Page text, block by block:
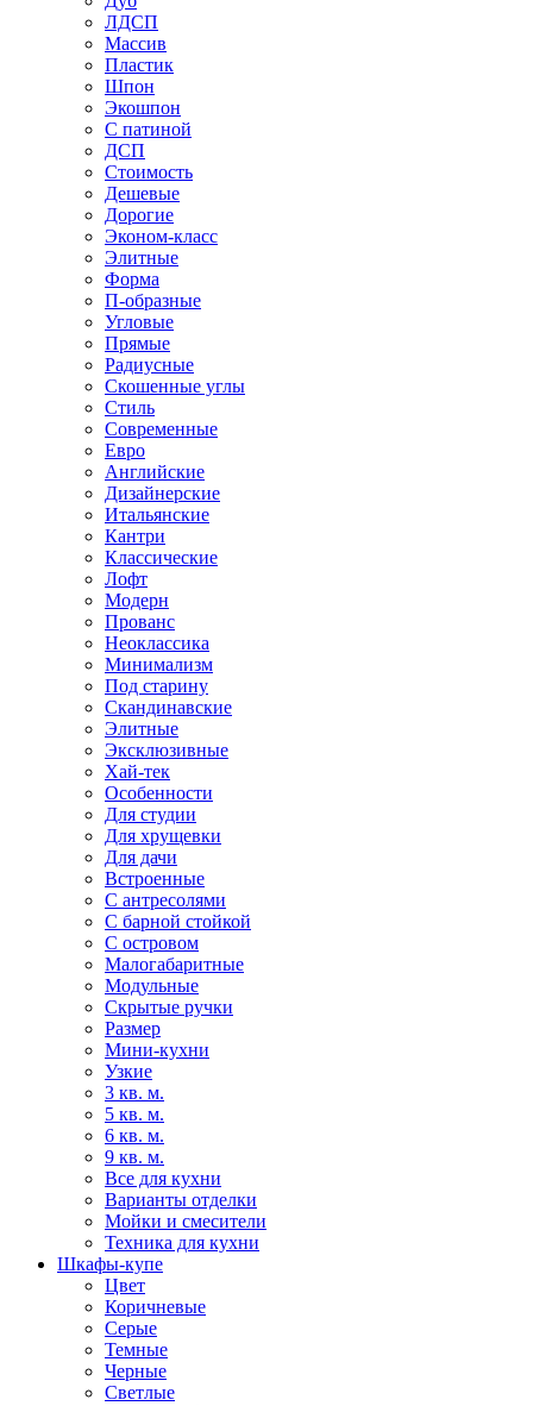
ЛДСП
Массив
Пластик
Шпон
Экошпон
С патиной
ДСП
Стоимость
Дешевые
Дорогие
Эконом-класс
Элитные
Форма
П-образные
Угловые
Прямые
Радиусные
Скошенные углы
Стиль
Современные
Евро
Английские
Дизайнерские
Итальянские
Кантри
Классические
Лофт
Модерн
Прованс
Неоклассика
Минимализм
Под старину
Скандинавские
Элитные
Эксклюзивные
Хай-тек
Особенности
Для студии
Для хрущевки
Для дачи
Встроенные
С антресолями
С барной стойкой
С островом
Малогабаритные
Модульные
Скрытые ручки
Размер
Мини-кухни
Узкие
3 кв. м.
5 кв. м.
6 кв. м.
9 кв. м.
Все для кухни
Варианты отделки
Мойки и смесители
Техника для кухни
Шкафы-купе
Цвет
Коричневые
Серые
Темные
Черные
Светлые